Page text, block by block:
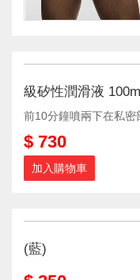
級矽性潤滑液
前10分鐘噴兩下在私密
$ 730
加入購物車
(藍)